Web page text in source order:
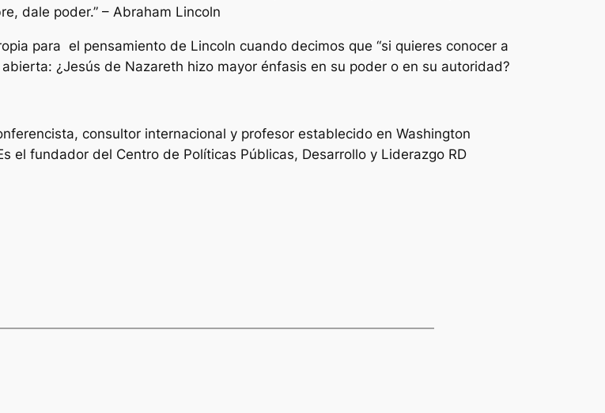
dale poder.” – Abraham Lincoln
para el pensamiento de Lincoln cuando decimos que “si quieres conocer a
¿Jesús de Nazareth hizo mayor énfasis en su poder o en su autoridad?
consultor internacional y profesor establecido en Washington
el fundador del Centro de Políticas Públicas, Desarrollo y Liderazgo RD